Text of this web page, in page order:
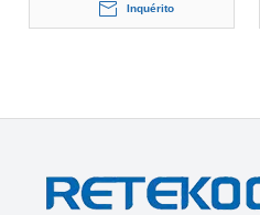
cobre
Inquérito